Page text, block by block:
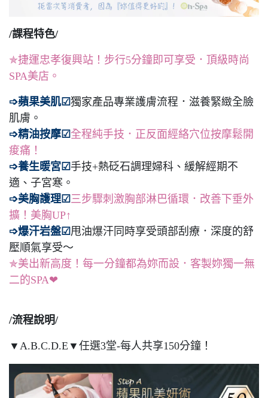
/課程特色/
✯捷運忠孝復興站！步行5分鐘即可享受．頂級時尚
SPA美店。
➩蘋果美肌☑獨家產品專業護膚流程．滋養緊緻全臉
肌膚。
➩精油按摩☑全程純手技．正反面經絡穴位按摩鬆開
痠痛！
➩養生暖宮☑手技+熱砭石調理婦科、緩解經期不
適、子宮寒。
➩美胸護理☑三步驟刺激胸部淋巴循環．改善下垂外
擴！美胸UP↑
➩爆汗岩盤☑甩油爆汗同時享受頭部刮療．深度的舒
壓順氣享受～
✯美出新高度！每一分鐘都為妳而設．客製妳獨一無
二的SPA❤
/流程說明/
▼A.B.C.D.E▼任選3堂-每人共享150分鐘！